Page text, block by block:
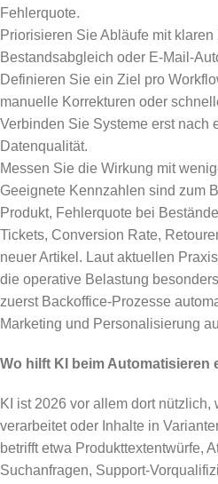
Fehlerquote.
Priorisieren Sie Abläufe mit klaren
Bestandsabgleich oder E-Mail-
Definieren Sie ein Ziel pro
manuelle Korrekturen oder
Verbinden Sie Systeme erst nach
Datenqualität.
Messen Sie die Wirkung mit
Geeignete Kennzahlen sind zum
Produkt, Fehlerquote bei
Tickets, Conversion Rate,
neuer Artikel. Laut aktuellen
die operative Belastung
zuerst Backoffice-Prozesse
Marketing und Personalisierung
Wo hilft KI beim Automatisieren
KI ist 2026 vor allem dort
verarbeitet oder Inhalte in
betrifft etwa Produkttextentwürfe,
Suchanfragen, Support-